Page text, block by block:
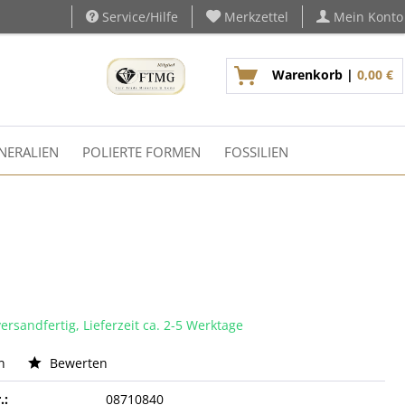
Service/Hilfe Merkzettel Mein Konto
Warenkorb | 0,00 €
POLIERTE FORMEN FOSSILIEN
Lieferzeit ca. 2-5 Werktage
Bewerten
08710840